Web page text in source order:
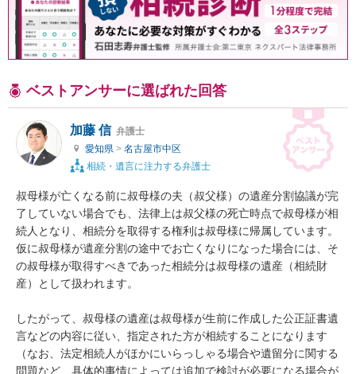
ベストアンサーに選ばれた回答
加藤 信 弁護士
愛知県 > 名古屋市中区
相続・遺言に注力する弁護士
叔母様が亡くなる前に叔母様の夫（叔父様）の遺産分割協議が完
了していない場合でも、法律上は叔父様の死亡時点で叔母様が相
続人となり、相続分を取得する権利は叔母様に帰属しています。
仮に叔母様が遺産分割の途中でお亡くなりになった場合には、そ
の叔母様が取得すべきであった相続分は叔母様の遺産（相続財
産）として扱われます。
したがって、叔母様の遺産は叔母様が生前に作成した公正証書遺
言などの内容に従い、指定された方が相続することになります
（なお、法定相続人がほかにいらっしゃる場合や遺留分に関する
問題など、具体的事情によっては追加で検討が必要になる場合が